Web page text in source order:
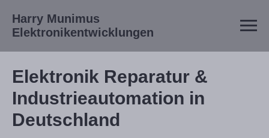
Harry Munimus
Elektronikentwicklungen
Elektronik Reparatur &
Industrieautomation in
Deutschland